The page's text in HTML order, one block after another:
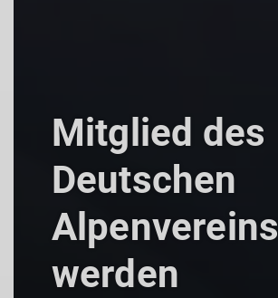
Mitglied des
Deutschen
Alpenvereins
werden